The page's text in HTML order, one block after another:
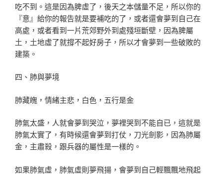
吃不到。這是因為脾虛了，後天之本儲量不足，所以你的
『意』給你的報告就是要補吃的了，或者還會夢到自己在
高處，或者看到一片荒郊野外到處殘垣斷壁，因為脾屬
土，土地虛了就撐不起好房子，所以才會夢到一些破敗的
建築。
四、肺與夢境
肺藏魄，情緒主悲，白色，五行是金
肺氣太盛，人就會夢到哭泣，夢裡哭到不能自已，這就是
肺氣太實了，有時候還會夢到打仗，刀光劍影，因為肺屬
金，主肅殺，跟兵器的屬性是一樣的。
如果肺氣虛，肺氣虛則夢飛揚，會夢到自己輕飄飄地飛起